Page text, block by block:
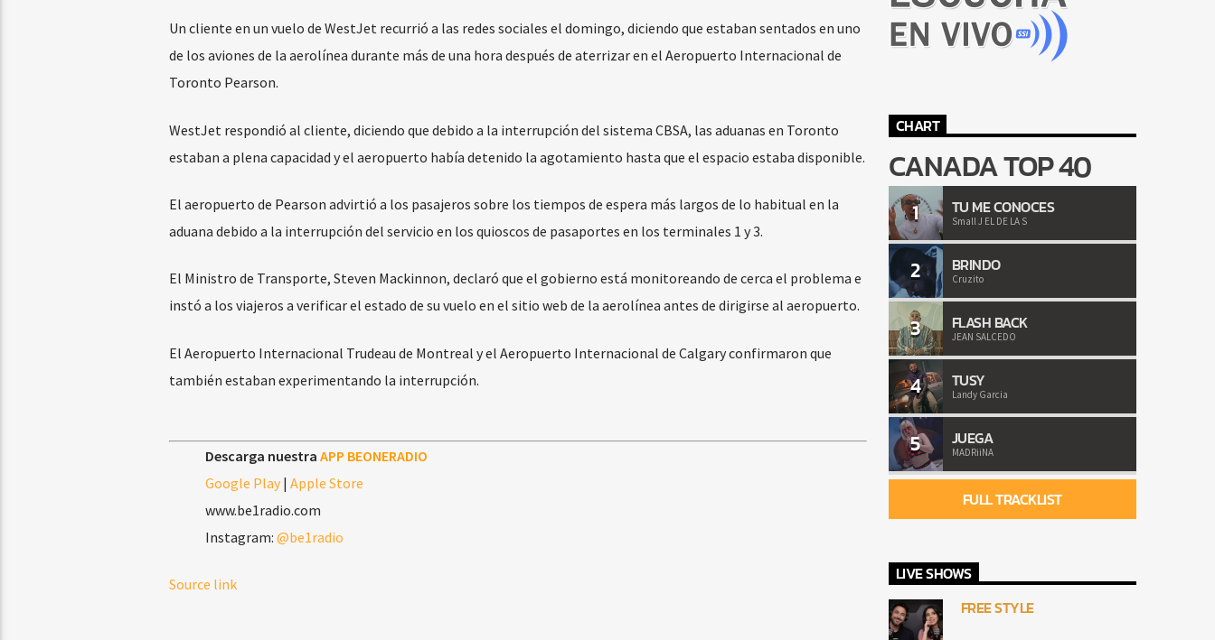
Un cliente en un vuelo de WestJet recurrió a las redes sociales el domingo, diciendo que estaban sentados en uno
de los aviones de la aerolínea durante más de una hora después de aterrizar en el Aeropuerto Internacional de
Toronto Pearson.
WestJet respondió al cliente, diciendo que debido a la interrupción del sistema CBSA, las aduanas en Toronto
estaban a plena capacidad y el aeropuerto había detenido la agotamiento hasta que el espacio estaba disponible.
El aeropuerto de Pearson advirtió a los pasajeros sobre los tiempos de espera más largos de lo habitual en la
aduana debido a la interrupción del servicio en los quioscos de pasaportes en los terminales 1 y 3.
El Ministro de Transporte, Steven Mackinnon, declaró que el gobierno está monitoreando de cerca el problema e
instó a los viajeros a verificar el estado de su vuelo en el sitio web de la aerolínea antes de dirigirse al aeropuerto.
El Aeropuerto Internacional Trudeau de Montreal y el Aeropuerto Internacional de Calgary confirmaron que
también estaban experimentando la interrupción.
Descarga nuestra APP BEONERADIO
Google Play| Apple Store
www.be1radio.com
Instagram: @be1radio
Source link
CHART
CANADA TOP 40
1 TU ME CONOCES
Small J EL DE LA S
2 BRINDO
Cruzito
3 FLASH BACK
JEAN SALCEDO
4 TUSY
Landy Garcia
5 JUEGA
MADRiiNA
FULL TRACKLIST
LIVE SHOWS
FREE STYLE